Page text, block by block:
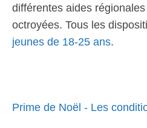
différentes aides
octroyées. Tous les
jeunes de 18-25 ans.
Prime de Noël - Les